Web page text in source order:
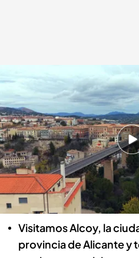
¡No te pierdas el primer programa de
Cuatro.com
cuatro.com
26 DIC 2025 - 12:36h.
Esta semana, Planes
Mediterráneo, y en ese
damos razones para
la Comunitat Valenciana
Visitamos Alcoy, la
provincia de Alicante y